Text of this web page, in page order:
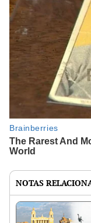
NOTAS